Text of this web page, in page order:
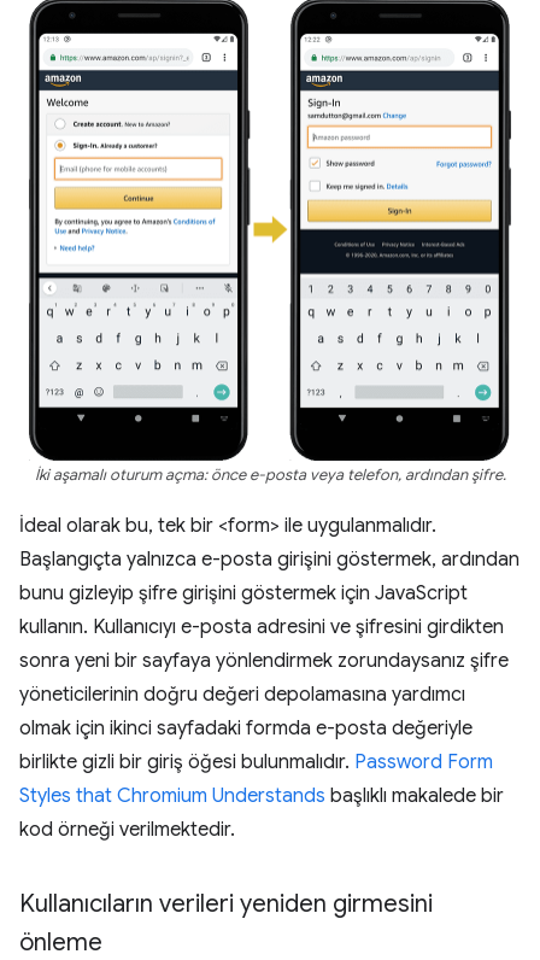
İki aşamalı oturum açma: önce e-posta veya telefon, ardından şifre.
İdeal olarak bu, tek bir <form> ile uygulanmalıdır.
Başlangıçta yalnızca e-posta girişini göstermek, ardından
bunu gizleyip şifre girişini göstermek için JavaScript
kullanın. Kullanıcıyı e-posta adresini ve şifresini girdikten
sonra yeni bir sayfaya yönlendirmek zorundaysanız şifre
yöneticilerinin doğru değeri depolamasına yardımcı
olmak için ikinci sayfadaki formda e-posta değeriyle
birlikte gizli bir giriş öğesi bulunmalıdır. Password Form
Styles that Chromium Understands başlıklı makalede bir
kod örneği verilmektedir.
Kullanıcıların verileri yeniden girmesini
önleme